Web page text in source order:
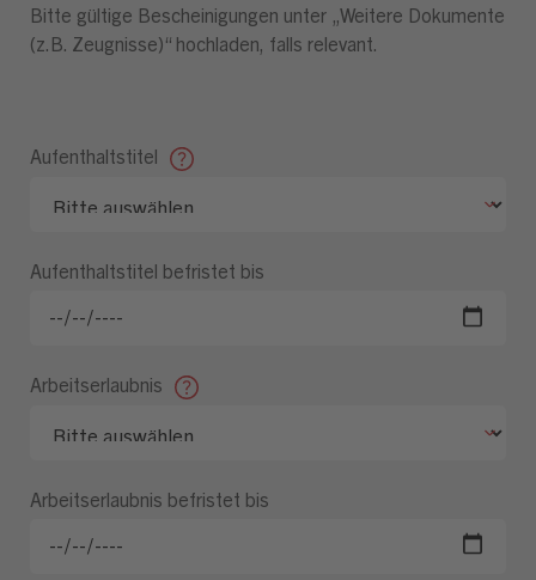
Bitte gültige Bescheinigungen unter „Weitere Dokumente
(z.B. Zeugnisse)“ hochladen, falls relevant.
Aufenthaltstitel
Aufenthaltstitel befristet bis
Arbeitserlaubnis
Arbeitserlaubnis befristet bis